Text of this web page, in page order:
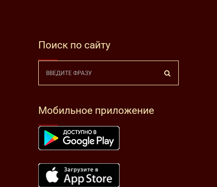
Поиск по сайту
Мобильное приложение